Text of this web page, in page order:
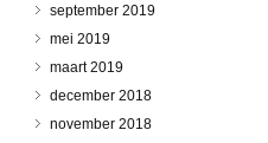
september 2019
mei 2019
maart 2019
december 2018
november 2018